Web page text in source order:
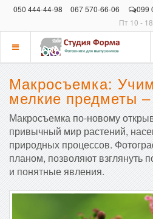
050 444-44-98 067 570-66-06 099
Пт 10 - 18
Показать
меню
Макросъемка:
мелкие предметы –
Макросъемка по-новому
привычный мир растений,
природных процессов.
планом, позволяют взглянуть
и понятные явления.